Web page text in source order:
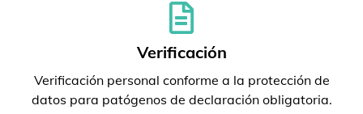
Verificación
Verificación personal conforme a la protección de
datos para patógenos de declaración obligatoria.